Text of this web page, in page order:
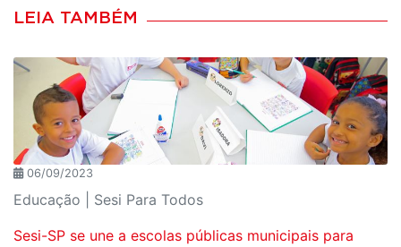
LEIA TAMBÉM
06/09/2023
Educação | Sesi Para Todos
Sesi-SP se une a escolas públicas municipais para